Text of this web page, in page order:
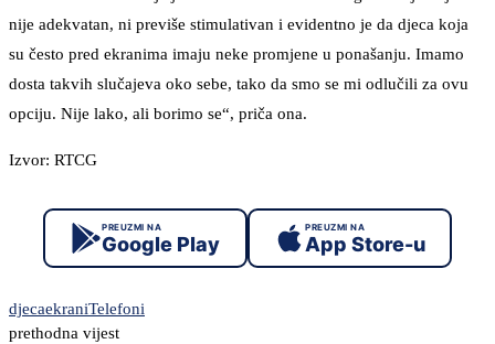
nije adekvatan, ni previše stimulativan i evidentno je da djeca koja
su često pred ekranima imaju neke promjene u ponašanju. Imamo
dosta takvih slučajeva oko sebe, tako da smo se mi odlučili za ovu
opciju. Nije lako, ali borimo se“, priča ona.
Izvor: RTCG
PREUZMI NA
Google Play
PREUZMI NA
App Store-u
djecaekraniTelefoni
prethodna vijest